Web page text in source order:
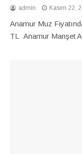
admin Kasım 22,
Anamur Muz
TL Anamur Manşet